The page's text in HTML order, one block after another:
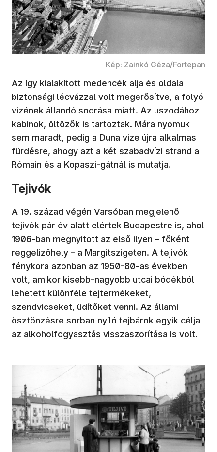
Kép: Zainkó Géza/Fortepan
Az így kialakított medencék alja és oldala
biztonsági lécvázzal volt megerősítve, a folyó
vizének állandó sodrása miatt. Az uszodához
kabinok, öltözők is tartoztak. Mára nyomuk
sem maradt, pedig a Duna vize újra alkalmas
fürdésre, ahogy azt a két szabadvízi strand a
Rómain és a Kopaszi-gátnál is mutatja.
Tejivók
A 19. század végén Varsóban megjelenő
tejivók pár év alatt elértek Budapestre is, ahol
1906-ban megnyitott az első ilyen – főként
reggelizőhely – a Margitszigeten. A tejivók
fénykora azonban az 1950-80-as években
volt, amikor kisebb-nagyobb utcai bódékból
lehetett különféle tejtermékeket,
szendvicseket, üdítőket venni. Az állami
ösztönzésre sorban nyíló tejbárok egyik célja
az alkoholfogyasztás visszaszorítása is volt.